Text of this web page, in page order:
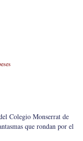
Colegio Monserrat de
que rondan por el